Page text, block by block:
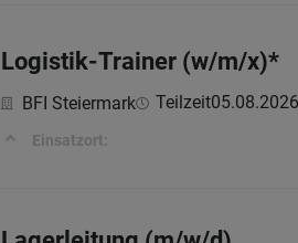
Logistik-Trainer (w/m/x)*
BFI Steiermark Teilzeit05.08.2026
Einsatzort: